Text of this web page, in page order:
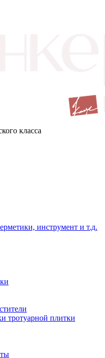
класса
инструмент и т.д.
тротуарной плитки